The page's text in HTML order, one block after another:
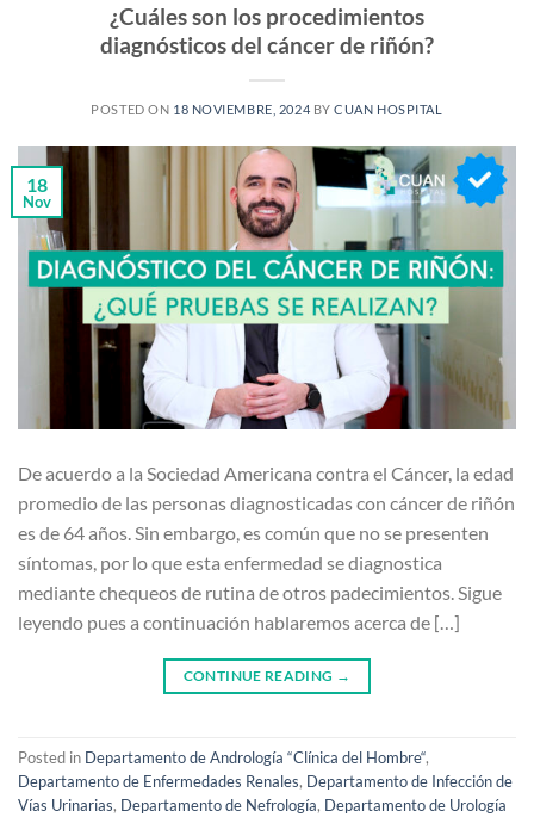
¿Cuáles son los procedimientos
diagnósticos del cáncer de riñón?
POSTED ON 18 NOVIEMBRE, 2024 BYCUAN HOSPITAL
18
Nov
De acuerdo a la Sociedad Americana contra el Cáncer, la edad
promedio de las personas diagnosticadas con cáncer de riñón
es de 64 años. Sin embargo, es común que no se presenten
síntomas, por lo que esta enfermedad se diagnostica
mediante chequeos de rutina de otros padecimientos. Sigue
leyendo pues a continuación hablaremos acerca de […]
CONTINUE READING →
Posted in Departamento de Andrología “Clínica del Hombre“,
Departamento de Enfermedades Renales, Departamento de Infección de
Vías Urinarias, Departamento de Nefrología, Departamento de Urología